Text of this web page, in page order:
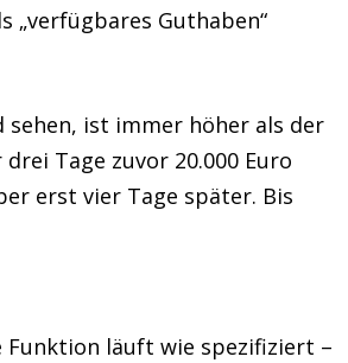
„verfügbares Guthaben“
sehen, ist immer höher als der
Tage zuvor 20.000 Euro
erst vier Tage später. Bis
Funktion läuft wie spezifiziert –